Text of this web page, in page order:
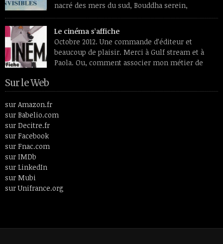
nacré des mers du sud, Bouddha serein,
papillons translucides, profils de médaille
transfigurés par des lumières intérieures et se détachant sur
des fleurs étranges, douces et vénéneuses à la fois. Peintre
ayant vécu entre le 19e siècle et le 20ème, Odilon Redon aimait
plus […]
Le cinéma s’affiche
Octobre 2012. Une commande d’éditeur et
beaucoup de plaisir. Merci à Gulf stream et à
Paola. Ou, comment associer mon métier de
cinéphile que je suis toujours restée. En 26 lettres et 52
articles, le livre fait un tour de l’histoire du cinéma en passant
par des thèmes aussi […]
Sur le Web
sur Amazon.fr
sur Babelio.com
sur Decitre.fr
sur Facebook
sur Fnac.com
sur IMDb
sur LinkedIn
sur Mubi
sur Unifrance.org